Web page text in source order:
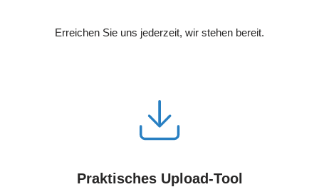
Erreichen Sie uns jederzeit, wir stehen bereit.
Praktisches Upload-Tool